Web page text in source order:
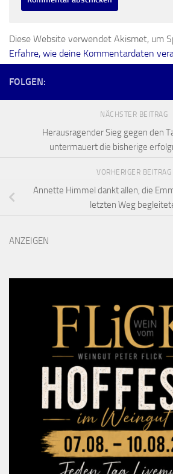
Diese Website verwendet Akismet, um
Erfahre, wie deine Kommentardaten
FOLGEN:
NÄCHSTER BEITRAG
Herausragender Sieg gegen den
untermauert die bisherige
VORHERIGER BEITRAG
Annette Himmel dankt allen, die
letzten Weg
ANZEIGEN